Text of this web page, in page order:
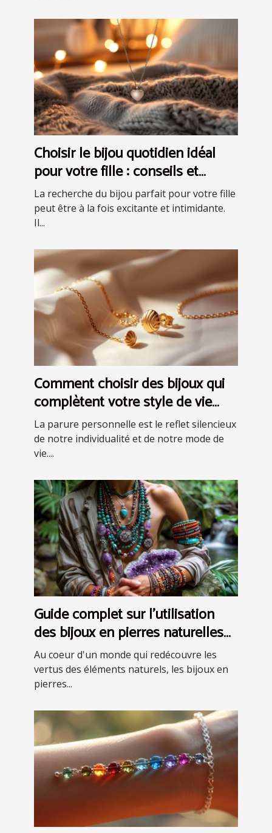
Choisir le bijou quotidien idéal
pour votre fille : conseils et
astuces
La recherche du bijou parfait pour votre fille
peut être à la fois excitante et intimidante.
Il...
Comment choisir des bijoux qui
complètent votre style de vie
quotidien
La parure personnelle est le reflet silencieux
de notre individualité et de notre mode de
vie....
Guide complet sur l'utilisation
des bijoux en pierres naturelles
pour le bien-être
Au coeur d'un monde qui redécouvre les
vertus des éléments naturels, les bijoux en
pierres...